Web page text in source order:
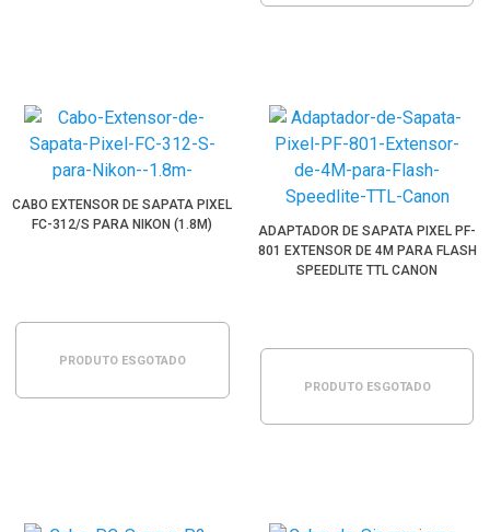
CABO EXTENSOR DE SAPATA PIXEL
FC-312/S PARA NIKON (1.8M)
PRODUTO ESGOTADO
ADAPTADOR DE SAPATA PIXEL PF-
801 EXTENSOR DE 4M PARA FLASH
SPEEDLITE TTL CANON
PRODUTO ESGOTADO